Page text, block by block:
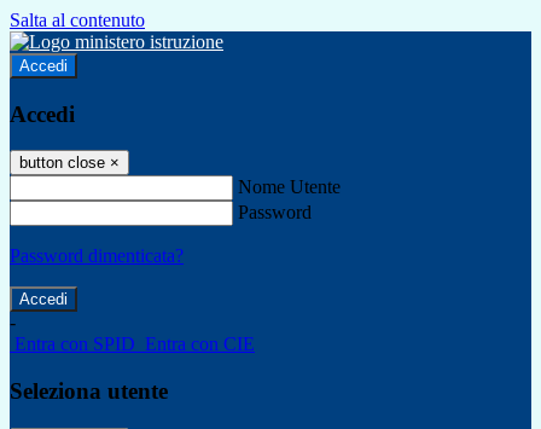
Salta al contenuto
Accedi
Accedi
button close ×
Nome Utente
Password
Password dimenticata?
-
Entra con SPID Entra con CIE
Seleziona utente